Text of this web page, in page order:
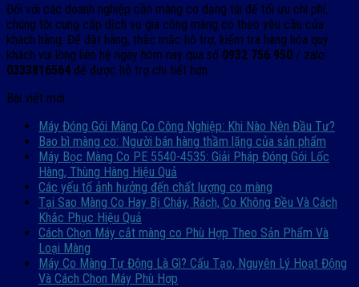
Đối với các doanh nghiệp cần màng co dạng túi để tối ưu chi phí,
chúng tôi cung cấp dịch vụ gia công màng co theo yêu cầu của
khách hàng. Để đặt hàng, thắc mắc hỗ trợ, kiểm tra hàng hóa quý
khách vui lòng liên hệ ngay hôm nay qua số 0932 756 950 / zalo:
0333816564 để được hỗ trợ chi tiết hơn.
Bài viết mới
Máy Đóng Gói Màng Co Công Nghiệp: Khi Nào Nên Đầu Tư?
Bao bì màng co: Người bán hàng thầm lặng của sản phẩm
Máy Bọc Màng Co PE 5540-4535: Giải Pháp Đóng Gói Lốc
Hàng, Thùng Hàng Hiệu Quả
Các yếu tố ảnh hưởng đến chất lượng co màng
Tại Sao Màng Co Hay Bị Cháy, Rách, Co Không Đều Và Cách
Khắc Phục Hiệu Quả
Cách Chọn Máy cắt màng co Phù Hợp Theo Sản Phẩm Và
Loại Màng
Máy Co Màng Tự Động Là Gì? Cấu Tạo, Nguyên Lý Hoạt Động
Và Cách Chọn Máy Phù Hợp